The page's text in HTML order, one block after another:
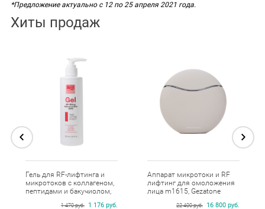
*Предложение актуально с 12 по 25 апреля 2021 года.
Хиты продаж
Гель для RF-лифтинга и
микротоков с коллагеном,
пептидами и бакучиолом,
1 470 руб. 1 176 руб.
Аппарат микротоки и RF
лифтинг для омоложения
лица m1615, Gezatone
22 400 руб. 16 800 руб.